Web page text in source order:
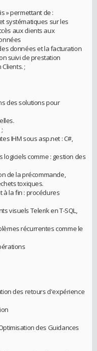
» permettant de :
systématiques sur les
aux clients aux
données et la facturation
suivi de prestation
;
des solutions pour
IHM sous asp.net : C#,
comme : gestion des
de la précommande,
toxiques.
à la fin : procédures
visuels Telerik en T-SQL,
récurrentes comme le
des retours d'expérience
des Guidances